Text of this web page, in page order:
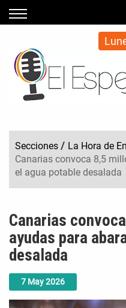
Secciones / La Hora de
Canarias convoca 8,5
el agua potable desalada
7 May2026
Canarias
ayudas para
desalada